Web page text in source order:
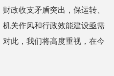
政收支矛盾突出，保运转、
关作风和行政效能建设亟需
此，我们将高度重视，在今